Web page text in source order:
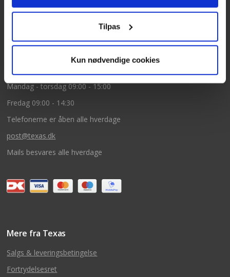
Tilpas
Kun nødvendige cookies
5260 Odense S
Mandag - torsdag 09:00 - 15:00
Fredag 09:00 - 14:30
Telefonerne er åben alle hverdage
post@texas.dk
Mails besvares alle hverdage
Mere fra Texas
Salgs & leveringsbetingelse
Fortrydelsesret